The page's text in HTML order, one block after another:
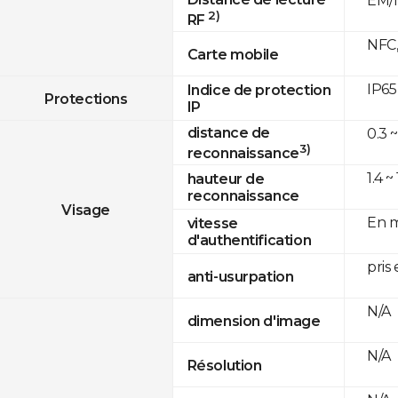
RF 2)
Carte mobile
Protections
Indice de protection
IP
Visage
distance de
reconnaissance3)
hauteur de
reconnaissance
vitesse
d'authentification
anti-usurpation
dimension d'image
Résolution
IP65
0.3
1.4 ~
En
pris
N/A
N/A